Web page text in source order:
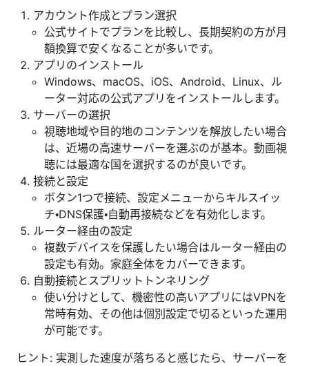
アカウント作成とプラン選択
公式サイトでプランを比較し、長期契約の方が月
額換算で安くなることが多いです。
アプリのインストール
Windows、macOS、iOS、Android、Linux、ル
ーター対応の公式アプリをインストールします。
サーバーの選択
視聴地域や目的地のコンテンツを解放したい場合
は、近場の高速サーバーを選ぶのが基本。動画視
聴には最適な国を選択するのが良いです。
接続と設定
ボタン1つで接続、設定メニューからキルスイッ
チ・DNS保護・自動再接続などを有効化します。
ルーター経由の設定
複数デバイスを保護したい場合はルーター経由の
設定も有効。家庭全体をカバーできます。
自動接続とスプリットトンネリング
使い分けとして、機密性の高いアプリにはVPNを
常時有効、その他は個別設定で切るといった運用
が可能です。
ヒント: 実測した速度が落ちると感じたら、サーバーを